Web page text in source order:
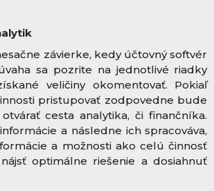
závierke, kedy účtovný softvér
sa pozrite na jednotlivé riadky
veličiny okomentovať. Pokiaľ
pristupovať zodpovedne bude
cesta analytika, či finančníka.
a následne ich spracováva,
a možnosti ako celú činnosť
optimálne riešenie a dosiahnuť